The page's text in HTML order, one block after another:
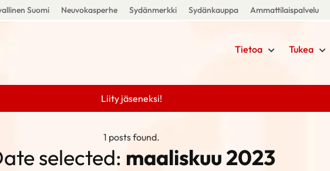
Suomi Neuvokasperhe Sydänmerkki Sydänkauppa Ammattilaispalvelu
Tietoa Tukea
Liity jäseneksi!
1 posts found.
selected: maaliskuu 2023